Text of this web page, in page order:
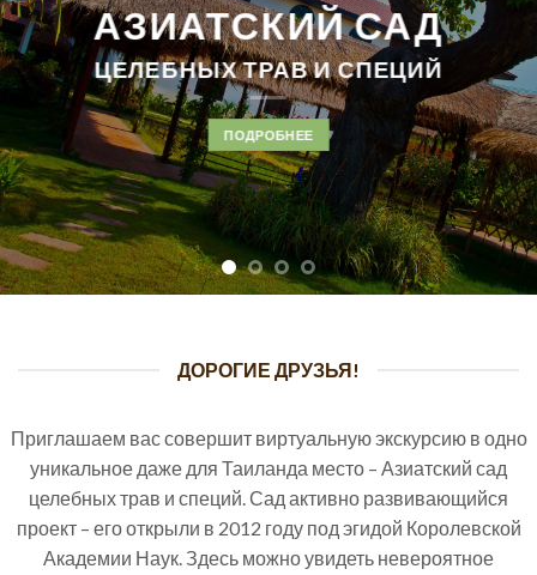
АЗИАТСКИЙ САД
ЦЕЛЕБНЫХ ТРАВ И СПЕЦИЙ
ПОДРОБНЕЕ
ДОРОГИЕ ДРУЗЬЯ!
Приглашаем вас совершит виртуальную экскурсию в одно
уникальное даже для Таиланда место – Азиатский сад
целебных трав и специй. Сад активно развивающийся
проект – его открыли в 2012 году под эгидой Королевской
Академии Наук. Здесь можно увидеть невероятное